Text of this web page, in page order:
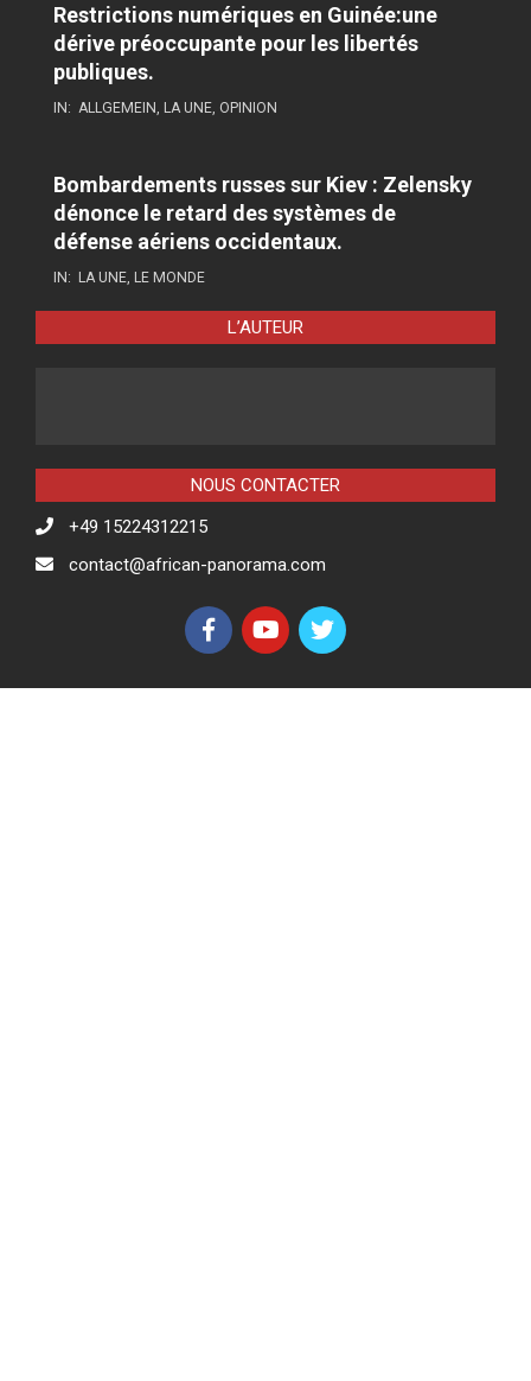
Restrictions numériques en Guinée:une
dérive préoccupante pour les libertés
publiques.
IN: ALLGEMEIN LA UNE OPINION
Bombardements russes sur Kiev : Zelensky
dénonce le retard des systèmes de
défense aériens occidentaux.
IN: LA UNE LE MONDE
L’AUTEUR
NOUS CONTACTER
+49 15224312215
contact@african-panorama.com